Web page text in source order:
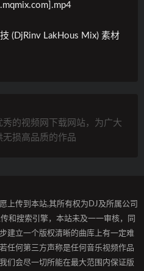
(DjRinv LakHous Mix) 素材
的视频网下载网站，为广大
无损高品质的作品
上传到本站,其所有权为DJ及所属公司
和搜索引擎，本站未及一一审核，同
建立一个版权清晰的曲库上有一定难
任何第三方声称是任何音乐视频作品
们会尽一切所能在最大范围内保证版